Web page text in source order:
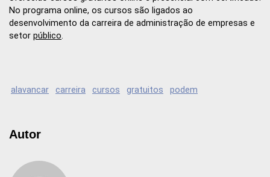
No programa online, os cursos são ligados ao
desenvolvimento da carreira de administração de empresas e
setor público.
alavancar carreira cursos gratuitos podem
Autor